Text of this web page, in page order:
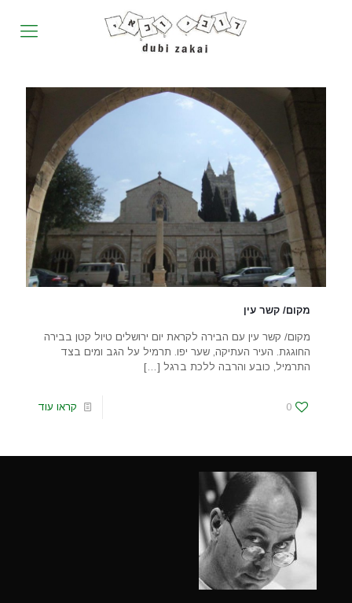
מקום/ קשר עין
מקום/ קשר עין עם הבירה לקראת יום ירושלים טיול קטן בבירה
החוגגת. העיר העתיקה, שער יפו. תרמיל על הגב ומים בצד
התרמיל, כובע והרבה ללכת ברגל […]
0 קראו עוד